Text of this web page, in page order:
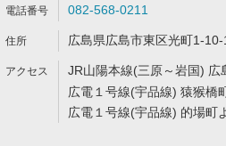
082-568-0211
広島県広島市東区光町1-
JR山陽本線(三原～岩国) 広
広電１号線(宇品線) 猿猴橋
広電１号線(宇品線) 的場町